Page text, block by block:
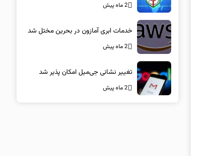
2 ماه پیش
خدمات ابری آمازون در بحرین مختل شد
2 ماه پیش
تغییر نشانی جی‌میل امکان پذیر شد
2 ماه پیش